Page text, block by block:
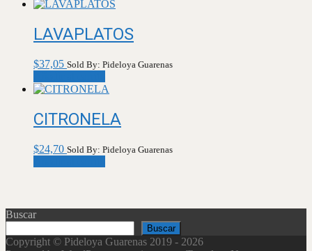
LAVAPLATOS
$37,05 Sold By: Pideloya Guarenas
CITRONELA
$24,70 Sold By: Pideloya Guarenas
Buscar
Buscar
Copyright © Pideloya Guarenas 2019 - 2026